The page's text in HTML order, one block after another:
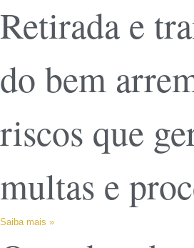
Retirada e
do bem
riscos que
multas e
Saiba mais »